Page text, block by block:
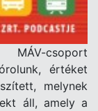
csoport
értéket
melynek
áll, amely a